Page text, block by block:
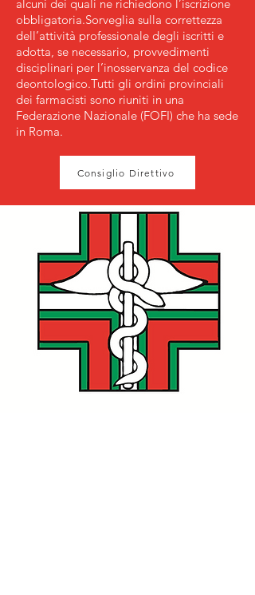
alcuni dei quali ne richiedono l’iscrizione
obbligatoria.Sorveglia sulla correttezza
dell’attività professionale degli iscritti e
adotta, se necessario, provvedimenti
disciplinari per l’inosservanza del codice
deontologico.Tutti gli ordini provinciali
dei farmacisti sono riuniti in una
Federazione Nazionale (FOFI) che ha sede
in Roma.
Consiglio Direttivo